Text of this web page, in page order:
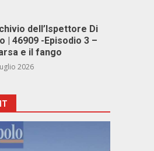
dell’Ispettore Di
| 46909 -Episodio 3 –
e il fango
2026